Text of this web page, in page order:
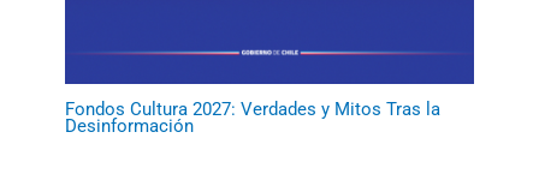
Fondos Cultura 2027: Verdades y Mitos Tras la
Desinformación